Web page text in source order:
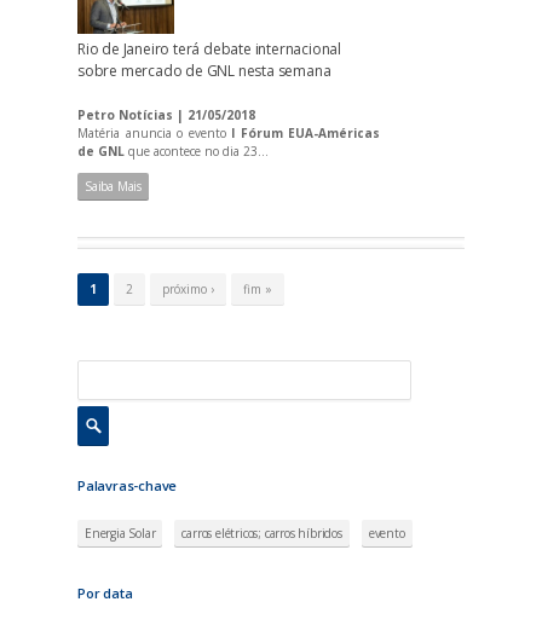
Rio de Janeiro terá debate internacional
sobre mercado de GNL nesta semana
Petro Notícias | 21/05/2018
Matéria anuncia o eventoI Fórum EUA-Américas
de GNL que acontece no dia 23...
Saiba Mais
á
1 2 próximo › fim »
Palavras-chave
Energia Solar carros elétricos; carros híbridos evento
Por data